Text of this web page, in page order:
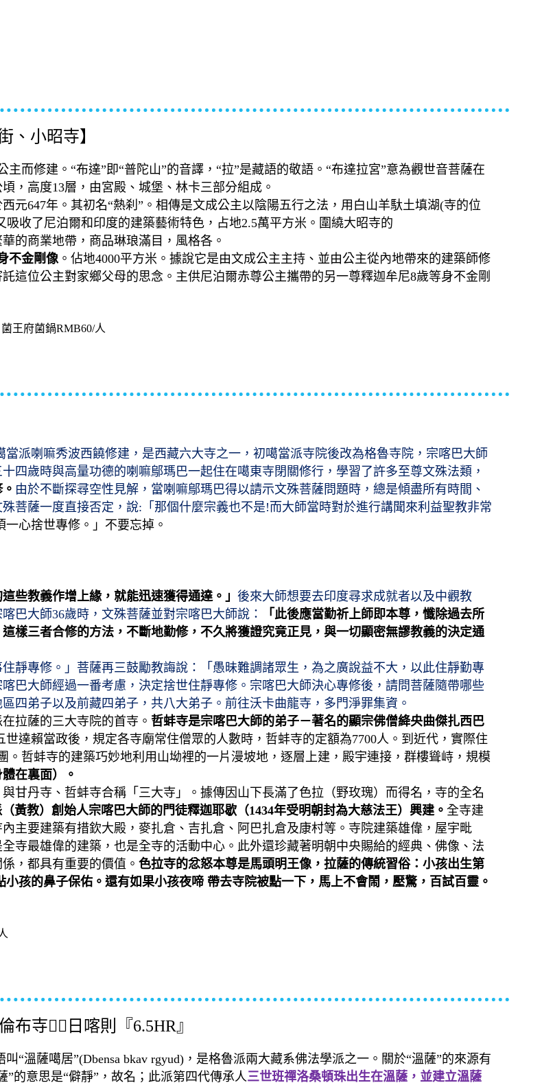
、小昭寺】
而修建。“布達”即“普陀山”的音譯，“拉”是藏語的敬語。“布達拉宮”意為觀世音菩薩在
，高度13層，由宮殿、城堡、林卡三部分組成。
元647年。其初名“熱刹”。相傳是文成公主以陰陽五行之法，用白山羊馱土填湖(寺的位
收了尼泊爾和印度的建築藝術特色，占地2.5萬平方米。圍繞大昭寺的
的商業地帶，商品琳琅滿目，風格各。
不金剛像。佔地4000平方米。據說它是由文成公主主持、並由公主從內地帶來的建築師修
這位公主對家鄉父母的思念。主供尼泊爾赤尊公主攜帶的另一尊釋迦牟尼8歲等身不金剛
菌王府菌鍋RMB60/人
當派喇嘛秀波西饒修建，是西藏六大寺之一，初噶當派寺院後改為格魯寺院 ， 宗喀巴大師
十四歲時與高量功德的喇嘛鄔瑪巴一起住在噶東寺閉關修行 ，學習了許多至尊文殊法類，
由於不斷探尋空性見解，當喇嘛鄔瑪巴得以請示文殊菩薩問題時，總是傾盡所有時間、
菩薩一度直接否定，說:「那個什麼宗義也不是!而大師當時對於進行講聞來利益聖教非常
一心捨世專修。」不要忘掉。
些教義作增上緣，就能迅速獲得通達。」 後來大師想要去印度尋求成就者以及中觀教
喀巴大師36歲時，文殊菩薩並對宗喀巴大師說：
「此後應當勤祈上師即本尊，懺除過去所
樣三者合修的方法，不斷地勤修，不久將獲證究竟正見，與一切顯密無謬教義的決定通
靜專修。」菩薩再三鼓勵教誨說：「愚昧難調諸眾生，為之廣說益不大，以此住靜勤專
巴大師經過一番考慮，決定捨世住靜專修。宗喀巴大師決心專修後，請問菩薩隨帶哪些
四弟子以及前藏四弟子，共八大弟子。前往沃卡曲龍寺，多門淨罪集資 。
拉薩的三大寺院的首寺。 哲蚌寺是宗喀巴大師的弟子－著名的顯宗佛僧絳央曲傑扎西巴
世達賴當政後，規定各寺廟常住僧眾的人數時，哲蚌寺的定額為7700人。到近代，實際住
。哲蚌寺的建築巧妙地利用山坳裡的一片漫坡地，逐層上建，殿宇連接，群樓聳峙，規模
在裏面）。
甘丹寺、哲蚌寺合稱「三大寺」。據傳因山下長滿了色拉（野玫瑰）而得名，寺的全名
黃教）創始人宗喀巴大師的門徒釋迦耶歇（1434年受明朝封為大慈法王）興建。 全寺建
主要建築有措欽大殿，麥扎倉、吉扎倉、阿巴扎倉及康村等。寺院建築雄偉，屋宇毗
寺最雄偉的建築，也是全寺的活動中心。此外還珍藏著明朝中央賜給的經典、佛像、法
，都具有重要的價值。 色拉寺的忿怒本尊是馬頭明王像，拉薩的傳統習俗：小孩出生第
孩的鼻子保佑。還有如果小孩夜啼 帶去寺院被點一下，馬上不會鬧，壓驚，百試百靈。
寺】日喀則『6.5HR』
“溫薩噶居”(Dbensa bkav rgyud)，是格魯派兩大藏系佛法學派之一。關於“溫薩”的來源有
的意思是“僻靜”，故名；此派第四代傳承人三世班禪洛桑頓珠出生在溫薩，並建立溫薩